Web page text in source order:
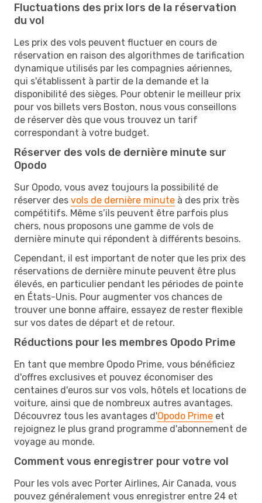
Fluctuations des prix lors de la réservation
du vol
Les prix des vols peuvent fluctuer en cours de
réservation en raison des algorithmes de tarification
dynamique utilisés par les compagnies aériennes,
qui s'établissent à partir de la demande et la
disponibilité des sièges. Pour obtenir le meilleur prix
pour vos billets vers Boston, nous vous conseillons
de réserver dès que vous trouvez un tarif
correspondant à votre budget.
Réserver des vols de dernière minute sur
Opodo
Sur Opodo, vous avez toujours la possibilité de
réserver des vols de dernière minute à des prix très
compétitifs. Même s’ils peuvent être parfois plus
chers, nous proposons une gamme de vols de
dernière minute qui répondent à différents besoins.
Cependant, il est important de noter que les prix des
réservations de dernière minute peuvent être plus
élevés, en particulier pendant les périodes de pointe
en États-Unis. Pour augmenter vos chances de
trouver une bonne affaire, essayez de rester flexible
sur vos dates de départ et de retour.
Réductions pour les membres Opodo Prime
En tant que membre Opodo Prime, vous bénéficiez
d'offres exclusives et pouvez économiser des
centaines d'euros sur vos vols, hôtels et locations de
voiture, ainsi que de nombreux autres avantages.
Découvrez tous les avantages d'Opodo Prime et
rejoignez le plus grand programme d'abonnement de
voyage au monde.
Comment vous enregistrer pour votre vol
Pour les vols avec Porter Airlines, Air Canada, vous
pouvez généralement vous enregistrer entre 24 et